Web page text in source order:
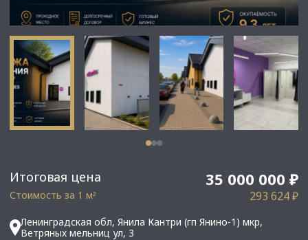
Итоговая цена 35 000 000 ₽
Стоимость за 1 м² 293 624 ₽
Ленинградская обл, Янила Кантри (гп Янино-1) мкр,
Ветряных мельниц ул, 3